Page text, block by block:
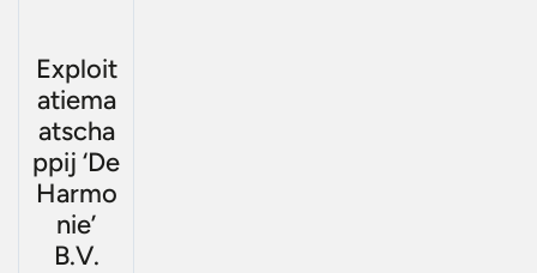
Exploit
atiema
atscha
ppij ‘De
Harmo
nie’
B.V.